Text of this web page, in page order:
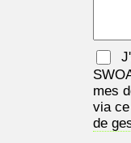
mes
via
de